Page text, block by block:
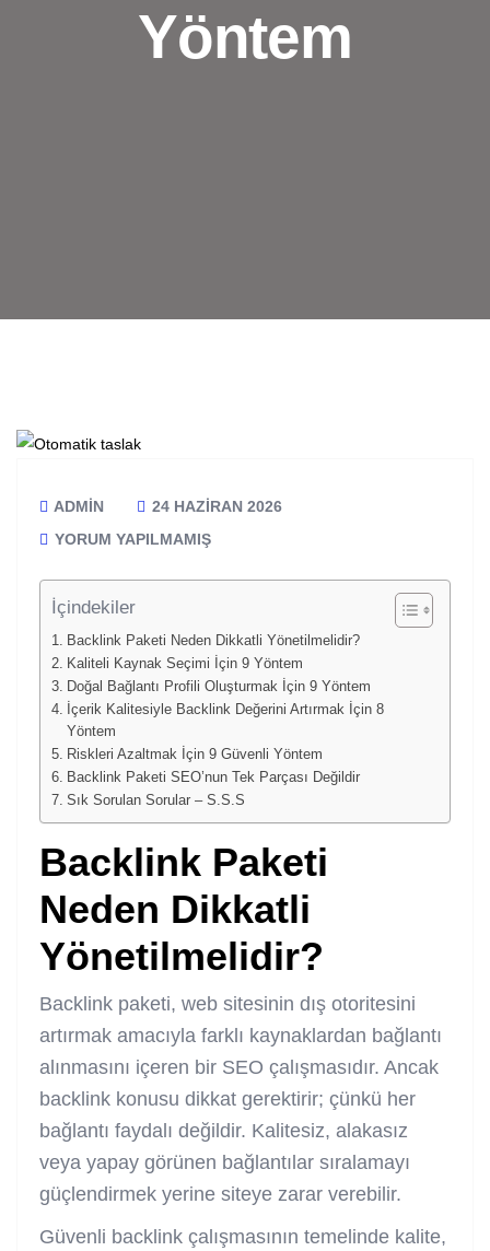
Yöntem
ADMIN
24 HAZIRAN 2026
YORUM YAPILMAMIŞ
İçindekiler
Backlink Paketi Neden Dikkatli Yönetilmelidir?
Kaliteli Kaynak Seçimi İçin 9 Yöntem
Doğal Bağlantı Profili Oluşturmak İçin 9 Yöntem
İçerik Kalitesiyle Backlink Değerini Artırmak İçin 8
Yöntem
Riskleri Azaltmak İçin 9 Güvenli Yöntem
Backlink Paketi SEO’nun Tek Parçası Değildir
Sık Sorulan Sorular – S.S.S
Backlink Paketi
Neden Dikkatli
Yönetilmelidir?
Backlink paketi, web sitesinin dış otoritesini
artırmak amacıyla farklı kaynaklardan bağlantı
alınmasını içeren bir SEO çalışmasıdır. Ancak
backlink konusu dikkat gerektirir; çünkü her
bağlantı faydalı değildir. Kalitesiz, alakasız
veya yapay görünen bağlantılar sıralamayı
güçlendirmek yerine siteye zarar verebilir.
Güvenli backlink çalışmasının temelinde kalite,